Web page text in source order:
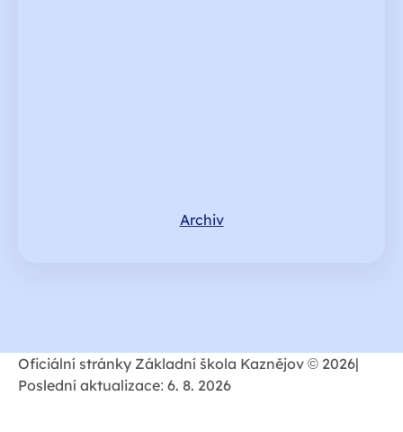
Archiv
Oficiální stránky Základní škola Kaznějov © 2026|
Poslední aktualizace: 6. 8. 2026